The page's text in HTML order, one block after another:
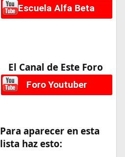
Escuela Alfa Beta
El Canal de Este Foro
Foro Youtuber
Para aparecer en esta
lista haz esto: